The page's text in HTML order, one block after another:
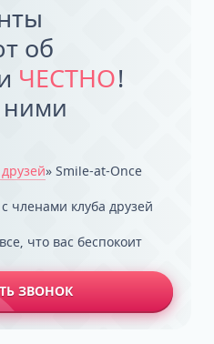
об
ЧЕСТНО!
ними
» Smile-at-Once
членами клуба друзей
что вас беспокоит
ЗВОНОК